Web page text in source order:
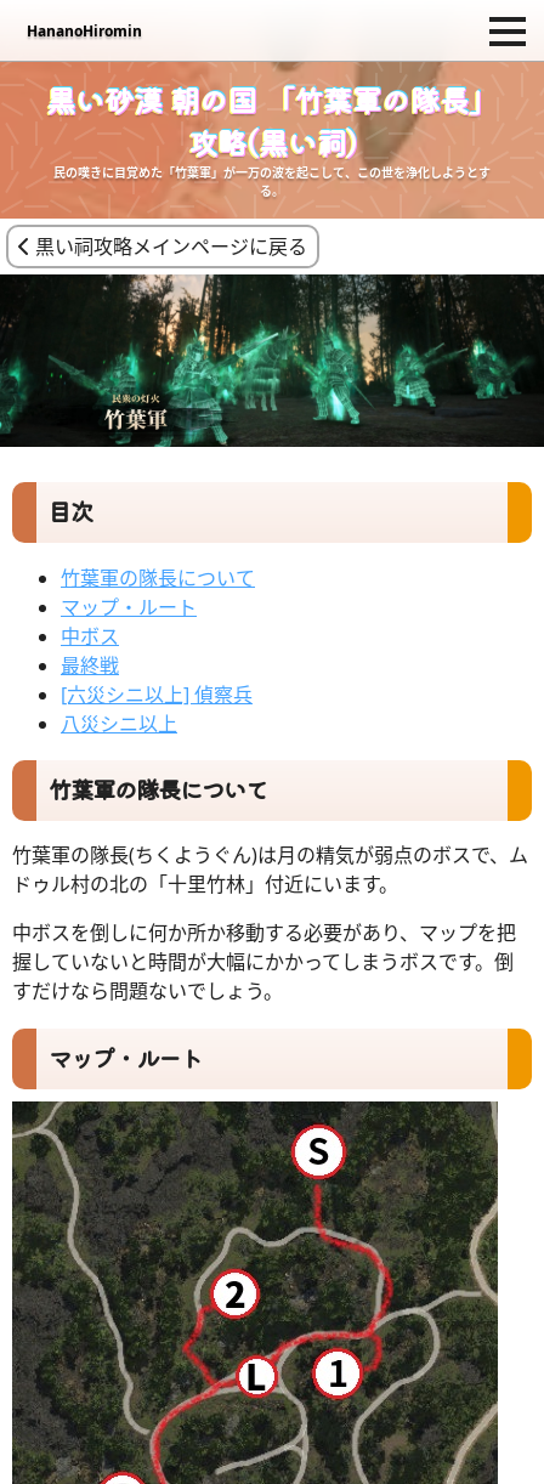
HananoHiromin
黒い砂漠 朝の国 「竹葉軍の隊長」
攻略(黒い祠)
民の嘆きに目覚めた「竹葉軍」が一万の波を起こして、この世を浄化しようとす
る。
黒い祠攻略メインページに戻る
目次
竹葉軍の隊長について
マップ・ルート
中ボス
最終戦
[六災シニ以上] 偵察兵
八災シニ以上
竹葉軍の隊長について
竹葉軍の隊長(ちくようぐん)は月の精気が弱点のボスで、ム
ドゥル村の北の「十里竹林」付近にいます。
中ボスを倒しに何か所か移動する必要があり、マップを把
握していないと時間が大幅にかかってしまうボスです。倒
すだけなら問題ないでしょう。
マップ・ルート